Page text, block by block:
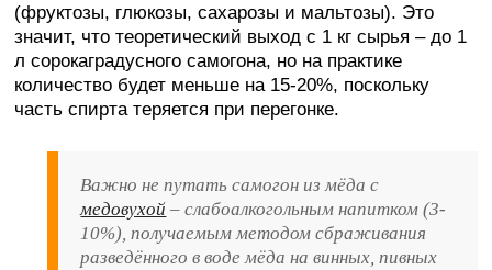
(фруктозы, глюкозы, сахарозы и мальтозы). Это
значит, что теоретический выход с 1 кг сырья – до 1
л сорокаградусного самогона, но на практике
количество будет меньше на 15-20%, поскольку
часть спирта теряется при перегонке.
Важно не путать самогон из мёда с
медовухой – слабоалкогольным напитком (3-
10%), получаемым методом сбраживания
разведённого в воде мёда на винных, пивных